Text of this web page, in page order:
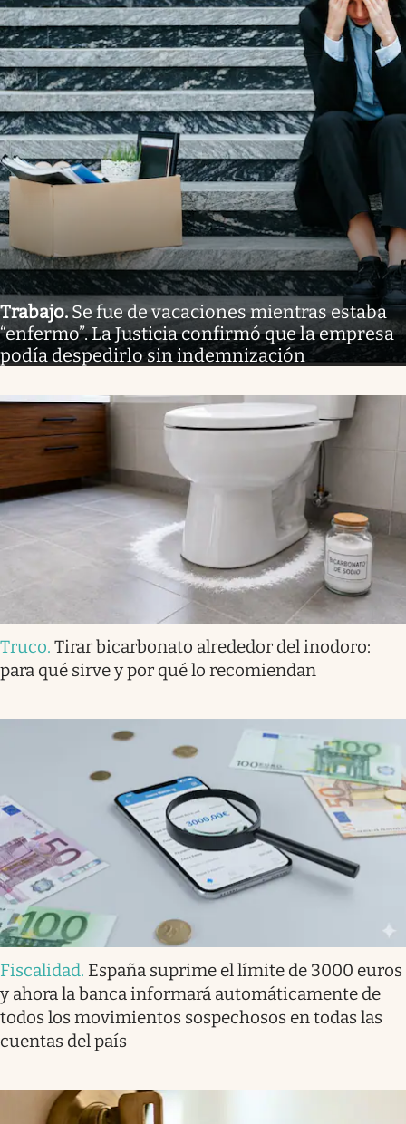
Trabajo.Se fue de vacaciones mientras estaba
“enfermo”. La Justicia confirmó que la empresa
podía despedirlo sin indemnización
Truco. Tirar bicarbonato alrededor del inodoro:
para qué sirve y por qué lo recomiendan
Fiscalidad. España suprime el límite de 3000 euros
y ahora la banca informará automáticamente de
todos los movimientos sospechosos en todas las
cuentas del país